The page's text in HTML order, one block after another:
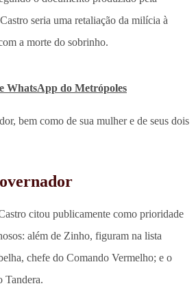
seria uma retaliação da milícia à
a morte do sobrinho.
WhatsApp do Metrópoles
bem como de sua mulher e de seus dois
citou publicamente como prioridade
além de Zinho, figuram na lista
chefe do Comando Vermelho; e o